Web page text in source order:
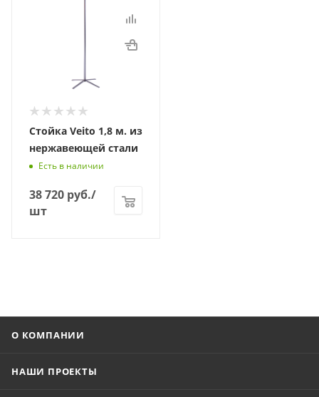
Стойка Veito 1,8 м. из
нержавеющей стали
Есть в наличии
38 720 руб./
шт
О КОМПАНИИ
НАШИ ПРОЕКТЫ